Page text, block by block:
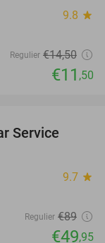
9.8 star
Regulier €14,50
€11 ,50
Service
9.7 star
Regulier €89
€49,95